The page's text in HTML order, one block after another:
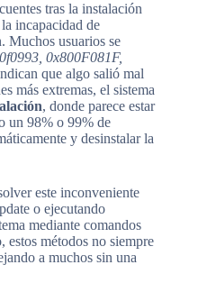
tras la instalación
incapacidad de
Muchos usuarios se
0x800F081F,
que algo salió mal
más extremas, el sistema
, donde parece estar
un 98% o 99% de
y desinstalar la
este inconveniente
o ejecutando
mediante comandos
estos métodos no siempre
a muchos sin una